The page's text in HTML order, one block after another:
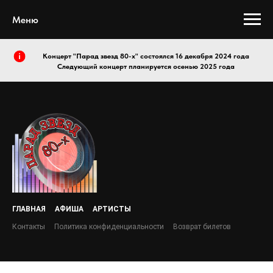
Меню
Концерт "Парад звезд 80-х" состоялся 16 декабря 2024 года
Следующий концерт планируется осенью 2025 года
ГЛАВНАЯ АФИША АРТИСТЫ
Контакты Политика конфиденциальности Возврат билетов